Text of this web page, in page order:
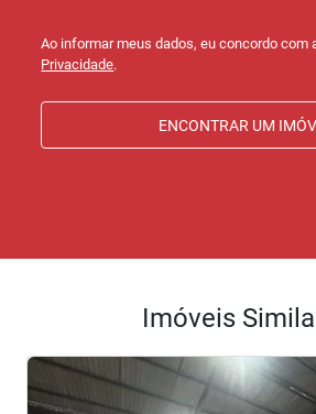
Ao informar meus dados, eu concordo com
Privacidade.
ENCONTRAR UM
Imóveis
<